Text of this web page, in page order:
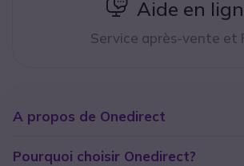
icon
Aide en
Service après-vente et
A propos de Onedirect
Pourquoi choisir Onedirect?